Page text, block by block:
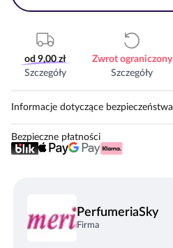
od 9,00 zł
Szczegóły
Zwrot ograniczony
Szczegóły
Informacje dotyczące bezpieczeństwa
Bezpieczne płatności
PerfumeriaSky
Firma